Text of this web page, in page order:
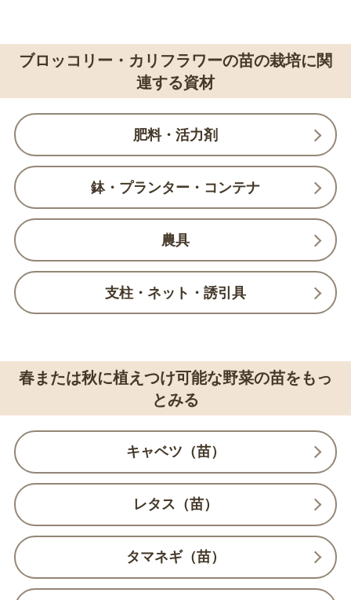
ブロッコリー・カリフラワーの苗の栽培に関
連する資材
肥料・活力剤
鉢・プランター・コンテナ
農具
支柱・ネット・誘引具
春または秋に植えつけ可能な野菜の苗をもっ
とみる
キャベツ（苗）
レタス（苗）
タマネギ（苗）